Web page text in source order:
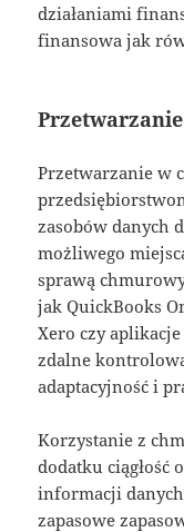
działaniami
finansowa jak
Przetwarzanie w
zasobów danych
możliwego
sprawą
jak QuickBooks
Xero czy
zdalne
adaptacyjność i
Korzystanie z
dodatku ciągłość
informacji
zapasowe